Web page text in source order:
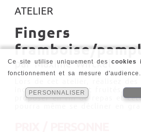
ATELIER
Fingers
framboise/
par Maxime Wirckel
individuels. Frais et fruités, ils
proposer en fin de repas et
Ce site utilise uniquement des cookies
fonctionnement et sa mesure d'audience.
PERSONNALISER